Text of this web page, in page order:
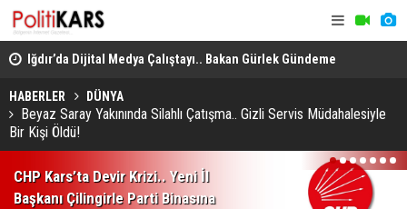
Iğdır’da Dijital Medya Çalıştayı.. Bakan Gürlek Gündeme
İlişkin Soruları Yanıtladı!
HABERLER DÜNYA
Beyaz Saray Yakınında Silahlı Çatışma.. Gizli Servis Müdahalesiyle
Bir Kişi Öldü!
CHP Kars’ta Devir Krizi.. Yeni İl
Başkanı Çilingirle Parti Binasına
1 2 3 4 5 6 7